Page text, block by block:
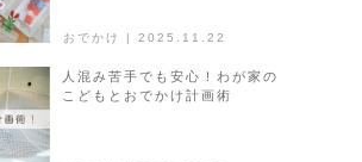
おでかけ | 2025.11.22
人混み苦手でも安心！わが家の
こどもとおでかけ計画術